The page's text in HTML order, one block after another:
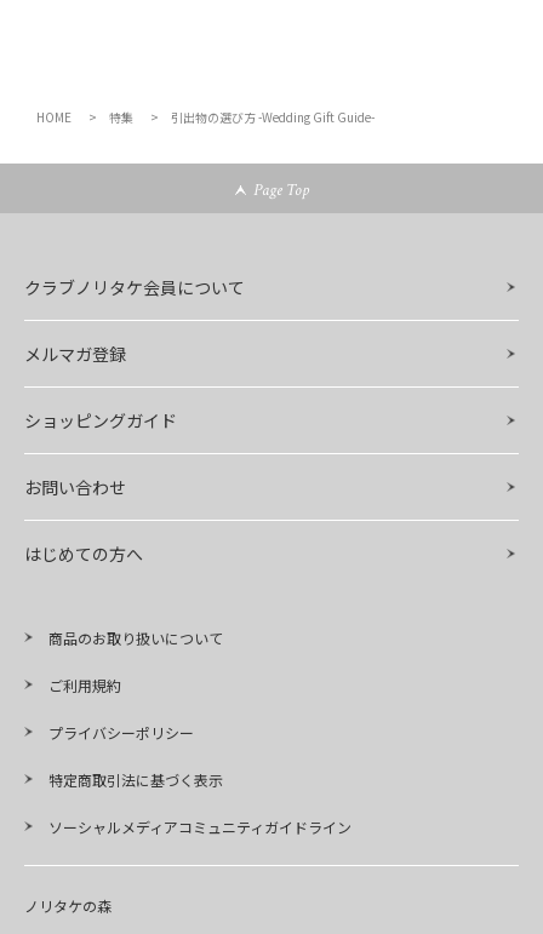
HOME 特集 引出物の選び方 -Wedding Gift Guide-
Page Top
クラブノリタケ会員について
メルマガ登録
ショッピングガイド
お問い合わせ
はじめての方へ
商品のお取り扱いについて
ご利用規約
プライバシーポリシー
特定商取引法に基づく表示
ソーシャルメディアコミュニティガイドライン
ノリタケの森